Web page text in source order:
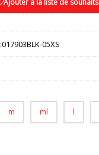
Ajouter a la liste de souhaits
017903BLK-05XS
m ml l